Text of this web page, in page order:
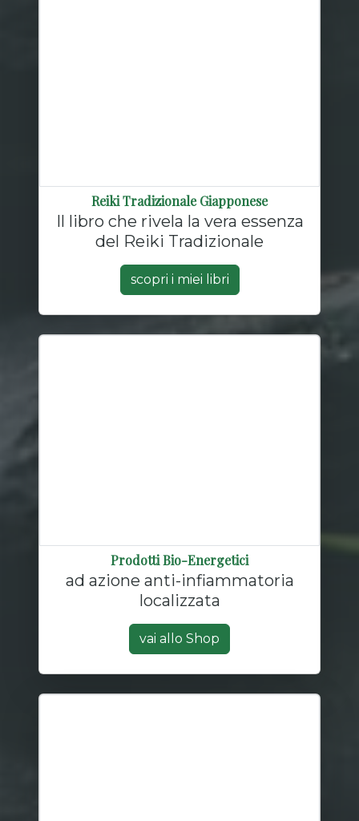
Reiki Tradizionale Giapponese
Il libro che rivela la vera essenza
del Reiki Tradizionale
scopri i miei libri
Prodotti Bio-Energetici
ad azione anti-infiammatoria
localizzata
vai allo Shop